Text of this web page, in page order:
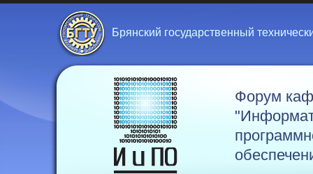
Брянский государственный
Форум